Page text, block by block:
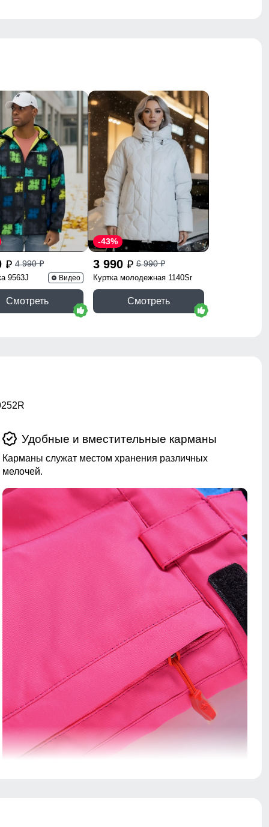
p 4 990p
9563J Видео
Смотреть
3 990 p 6 990p
-43%
Куртка молодежная 1140Sr
Смотреть
Удобные и вместительные карманы
Карманы служат местом хранения различных
мелочей.